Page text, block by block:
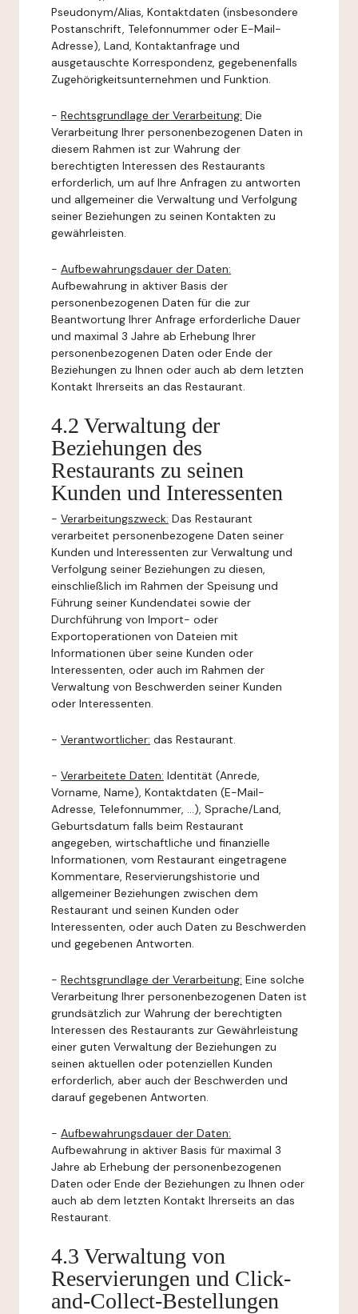
Pseudonym/Alias, Kontaktdaten (insbesondere
Postanschrift, Telefonnummer oder E-Mail-
Adresse), Land, Kontaktanfrage und
ausgetauschte Korrespondenz, gegebenenfalls
Zugehörigkeitsunternehmen und Funktion.
- Rechtsgrundlage der Verarbeitung: Die
Verarbeitung Ihrer personenbezogenen Daten in
diesem Rahmen ist zur Wahrung der
berechtigten Interessen des Restaurants
erforderlich, um auf Ihre Anfragen zu antworten
und allgemeiner die Verwaltung und Verfolgung
seiner Beziehungen zu seinen Kontakten zu
gewährleisten.
- Aufbewahrungsdauer der Daten:
Aufbewahrung in aktiver Basis der
personenbezogenen Daten für die zur
Beantwortung Ihrer Anfrage erforderliche Dauer
und maximal 3 Jahre ab Erhebung Ihrer
personenbezogenen Daten oder Ende der
Beziehungen zu Ihnen oder auch ab dem letzten
Kontakt Ihrerseits an das Restaurant.
4.2 Verwaltung der
Beziehungen des
Restaurants zu seinen
Kunden und Interessenten
- Verarbeitungszweck: Das Restaurant
verarbeitet personenbezogene Daten seiner
Kunden und Interessenten zur Verwaltung und
Verfolgung seiner Beziehungen zu diesen,
einschließlich im Rahmen der Speisung und
Führung seiner Kundendatei sowie der
Durchführung von Import- oder
Exportoperationen von Dateien mit
Informationen über seine Kunden oder
Interessenten, oder auch im Rahmen der
Verwaltung von Beschwerden seiner Kunden
oder Interessenten.
- Verantwortlicher: das Restaurant.
- Verarbeitete Daten: Identität (Anrede,
Vorname, Name), Kontaktdaten (E-Mail-
Adresse, Telefonnummer, ...), Sprache/Land,
Geburtsdatum falls beim Restaurant
angegeben, wirtschaftliche und finanzielle
Informationen, vom Restaurant eingetragene
Kommentare, Reservierungshistorie und
allgemeiner Beziehungen zwischen dem
Restaurant und seinen Kunden oder
Interessenten, oder auch Daten zu Beschwerden
und gegebenen Antworten.
- Rechtsgrundlage der Verarbeitung: Eine solche
Verarbeitung Ihrer personenbezogenen Daten ist
grundsätzlich zur Wahrung der berechtigten
Interessen des Restaurants zur Gewährleistung
einer guten Verwaltung der Beziehungen zu
seinen aktuellen oder potenziellen Kunden
erforderlich, aber auch der Beschwerden und
darauf gegebenen Antworten.
- Aufbewahrungsdauer der Daten:
Aufbewahrung in aktiver Basis für maximal 3
Jahre ab Erhebung der personenbezogenen
Daten oder Ende der Beziehungen zu Ihnen oder
auch ab dem letzten Kontakt Ihrerseits an das
Restaurant.
4.3 Verwaltung von
Reservierungen und Click-
and-Collect-Bestellungen